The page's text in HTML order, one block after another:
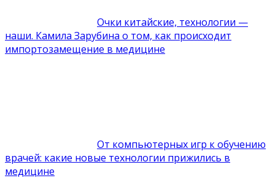
Очки китайские, технологии —
наши. Камила Зарубина о том, как происходит
импортозамещение в медицине
От компьютерных игр к обучению
врачей: какие новые технологии прижились в
медицине